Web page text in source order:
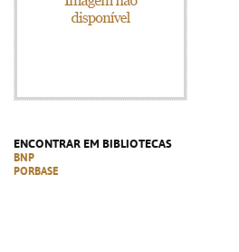
ENCONTRAR EM BIBLIOTECAS
BNP
PORBASE